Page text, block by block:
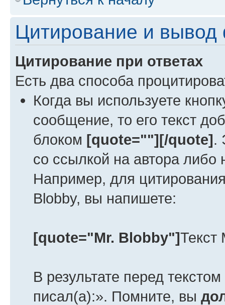
Цитирование и вывод
Цитирование при ответах
Есть два способа
Когда вы используете
сообщение, то его текст
блоком [quote=""][/quote].
со ссылкой на автора либо
Например, для
Blobby, вы напишете:
[quote="Mr. Blobby"]Текст
В результате перед
писал(а):». Помните, вы